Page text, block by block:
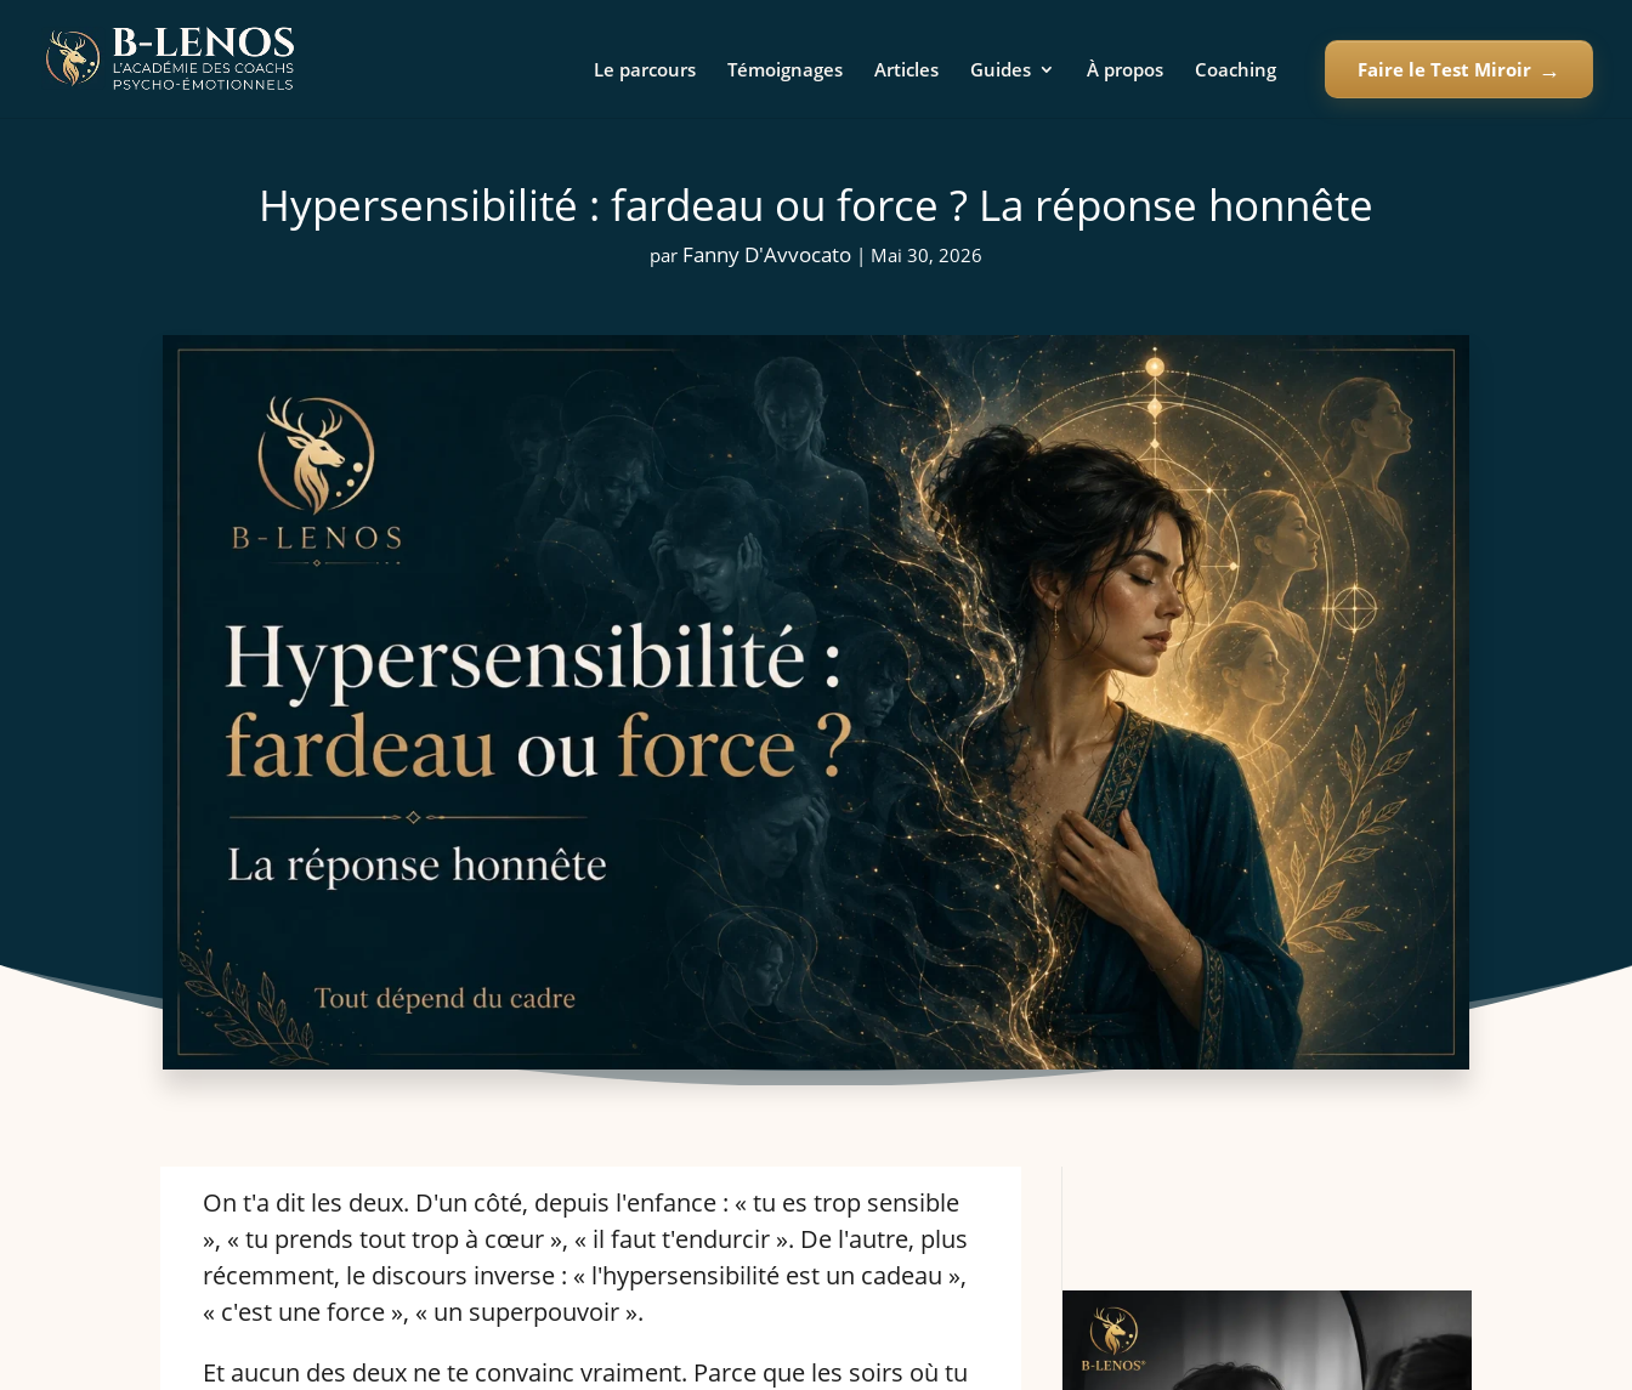
Le parcours Témoignages Articles Guides À propos Coaching Faire le Test Miroir
Hypersensibilité : fardeau ou force ? La réponse honnête
par Fanny D'Avvocato | Mai 30, 2026
On t'a dit les deux. D'un côté, depuis l'enfance : « tu es trop sensible
», « tu prends tout trop à cœur », « il faut t'endurcir ». De l'autre, plus
récemment, le discours inverse : « l'hypersensibilité est un cadeau »,
« c'est une force », « un superpouvoir ».
Et aucun des deux ne te convainc vraiment. Parce que les soirs où tu